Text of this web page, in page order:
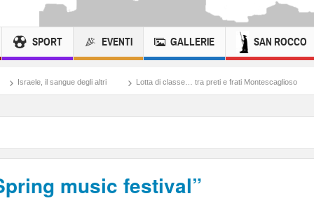
SPORT EVENTI GALLERIE SAN ROCCO
degli altri Lotta di classe… tra preti e frati Montescaglioso Tonache,
music festival”